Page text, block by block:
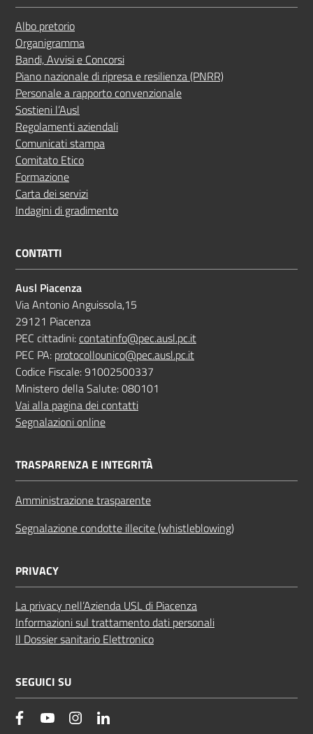
Albo pretorio
Organigramma
Bandi, Avvisi e Concorsi
Piano nazionale di ripresa e resilienza (PNRR)
Personale a rapporto convenzionale
Sostieni l’Ausl
Regolamenti aziendali
Comunicati stampa
Comitato Etico
Formazione
Carta dei servizi
Indagini di gradimento
CONTATTI
Ausl Piacenza
Via Antonio Anguissola,15
29121 Piacenza
PEC cittadini:contatinfo@pec.ausl.pc.it
PEC PA: protocollounico@pec.ausl.pc.it
Codice Fiscale: 91002500337
Ministero della Salute: 080101
Vai alla pagina dei contatti
Segnalazioni online
TRASPARENZA E INTEGRITÀ
Amministrazione trasparente
Segnalazione condotte illecite (whistleblowing)
PRIVACY
La privacy nell’Azienda USL di Piacenza
Informazioni sul trattamento dati personali
Il Dossier sanitario Elettronico
SEGUICI SU
facebookYouTube Instagram